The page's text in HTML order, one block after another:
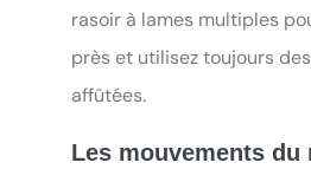
rasoir à lames multiples
près et utilisez toujours
affûtées.
Les mouvements du